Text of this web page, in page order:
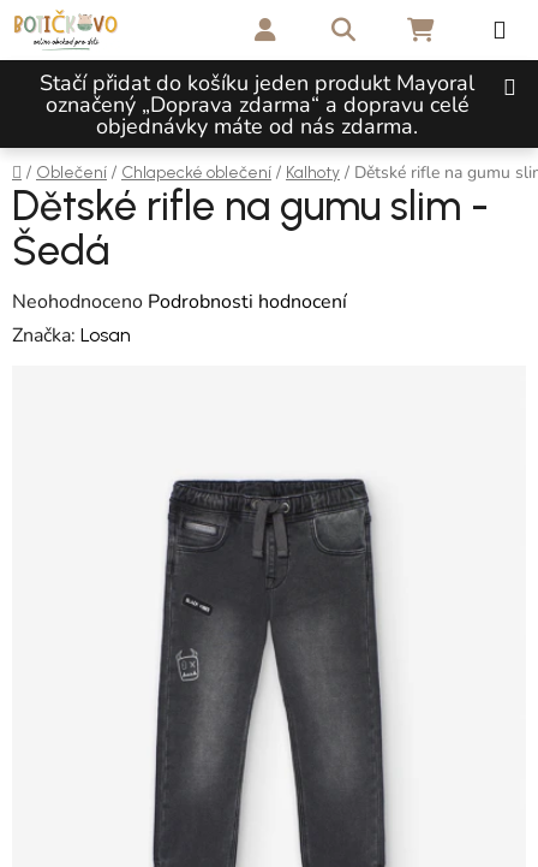
Přejít na obsah
Stačí přidat do košíku jeden produkt Mayoral
označený „Doprava zdarma“ a dopravu celé
objednávky máte od nás zdarma.
Hledat NÁKUPNÍ
Domů
/ Oblečení / Chlapecké oblečení / Kalhoty / Dětské rifle na gumu
Dětské rifle na gumu slim -
Šedá
Průměrné hodnocení produktu je 0,0 z 5 hvězdiček.
Neohodnoceno Podrobnosti hodnocení
Značka: Losan